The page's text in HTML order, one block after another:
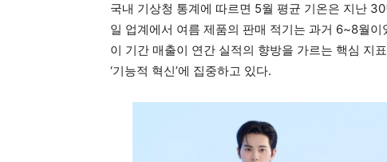
국내 기상청 통계에 따르면 5월 평균 기온은 지난
일 업계에서 여름 제품의 판매 적기는 과거 6~8월
이 기간 매출이 연간 실적의 향방을 가르는 핵심 지
‘기능적 혁신’에 집중하고 있다.